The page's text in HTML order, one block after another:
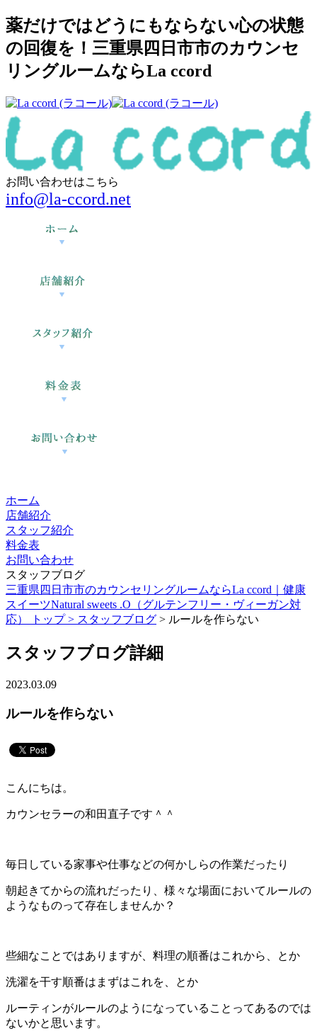
薬だけではどうにもならない心の状態
の回復を！三重県四日市市のカウンセ
リングルームならLa ccord
お問い合わせはこちら
info@la-ccord.net
ホーム
店舗紹介
スタッフ紹介
料金表
お問い合わせ
スタッフブログ
三重県四日市市のカウンセリングルームならLa ccord｜健康
スイーツNatural sweets .O（グルテンフリー・ヴィーガン対
応） トップ > スタッフブログ > ルールを作らない
スタッフブログ詳細
2023.03.09
ルールを作らない
こんにちは。
カウンセラーの和田直子です＾＾
毎日している家事や仕事などの何かしらの作業だったり
朝起きてからの流れだったり、様々な場面においてルールの
ようなものって存在しませんか？
些細なことではありますが、料理の順番はこれから、とか
洗濯を干す順番はまずはこれを、とか
ルーティンがルールのようになっていることってあるのでは
ないかと思います。